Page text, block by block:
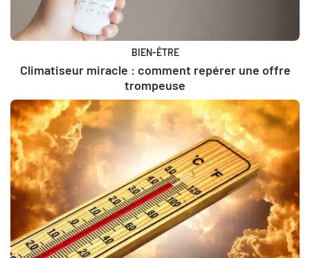
BIEN-ÊTRE
Climatiseur miracle : comment repérer une offre
trompeuse